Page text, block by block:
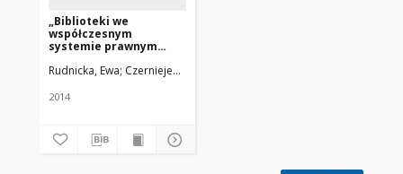
„Biblioteki we
współczesnym
systemie prawnym
Europejskiej”–
Konferencji Korporacji
5 XII 2014 r.
Rudnicka, Ewa; Czerniejewska, Emilia; Dubiński, Marek
2014